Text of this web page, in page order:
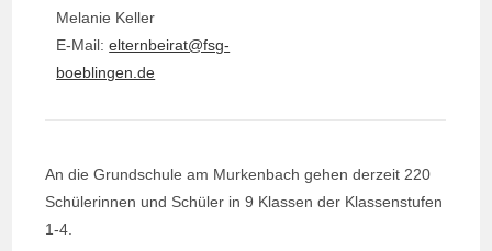
Melanie Keller
E-Mail:elternbeirat@fsg-
boeblingen.de
An die Grundschule am Murkenbach gehen derzeit 220
Schülerinnen und Schüler in 9 Klassen der Klassenstufen
1-4.